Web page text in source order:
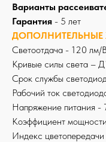
Варианты
Гарантия - 5 лет
ДОПОЛНИТЕЛЬНЫЕ
Светоотдача - 120 лм/
Кривые силы света –
Срок службы
Рабочий ток
Напряжение питания -
Коэффициент
Индекс